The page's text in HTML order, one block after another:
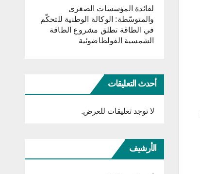
لفائدة المؤسسات الصغرى
والمتوسّطة: الوكالة الوطنية للتحكّم
في الطاقة تطلق مشروع الطاقة
الشمسية الفولطاضوئية
أحدث التعليقات
لا توجد تعليقات للعرض.
الأرشيف